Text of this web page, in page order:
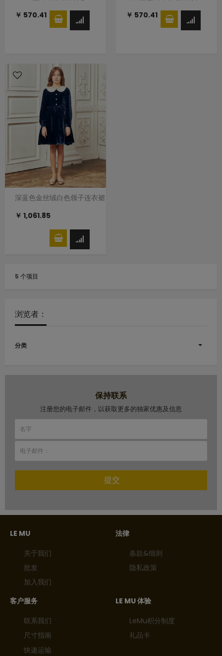
￥ 570.41
￥ 570.41
深蓝色金丝绒白色领子连衣裙
￥ 1,061.85
5 个项目
浏览者：
分类
保持联系
注册您的电子邮件，以获取更多的独家优惠及信息
提交
LE MU
关于我们
批发
加入我们
法律
条款&细则
隐私政策
客户服务
联系我们
尺寸指南
快递运输
LE MU 体验
LeMu积分制度
礼品卡